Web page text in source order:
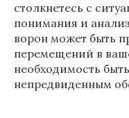
столкнетесь с
понимания и
ворон может быть
перемещений в
необходимость
непредвиденным